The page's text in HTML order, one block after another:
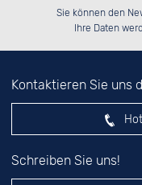
██░░██░░██░░██░░░░░░██░░██░░██░░
██████░░██████░░░░████░░██████░░
░░░░██░░░░░░██░░██░░░░░░░░░░██░░
Sie können den
Ihre Daten
Kontaktieren Sie uns
Schreiben Sie uns!